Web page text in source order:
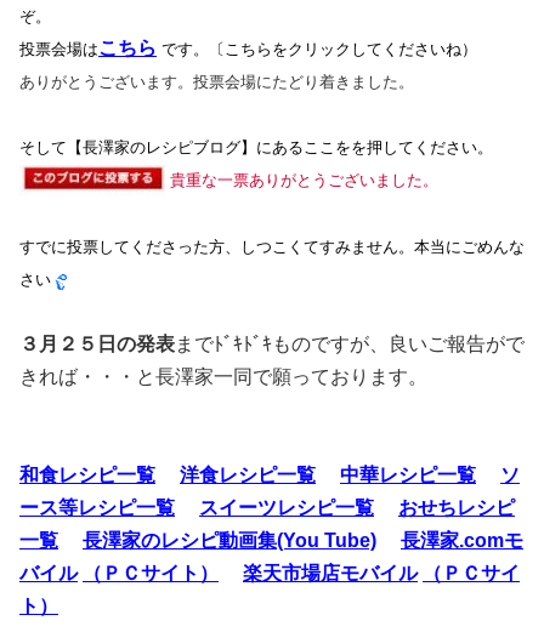
ぞ。
投票会場はこちら です。〔こちらをクリックしてくださいね）
ありがとうございます。投票会場にたどり着きました。
そして【長澤家のレシピブログ】にあるここをを押してください。
貴重な一票ありがとうございました。
すでに投票してくださった方、しつこくてすみません。本当にごめんな
さい
３月２５日の発表までﾄﾞｷﾄﾞｷものですが、良いご報告がで
きれば・・・と長澤家一同で願っております。
和食レシピ一覧 洋食レシピ一覧 中華レシピ一覧
ソ
ース等レシピ一覧
スイーツレシピ一覧
おせちレシピ
一覧
長澤家のレシピ動画集(You Tube)
長澤家.comモ
バイル
（ＰＣサイト） 楽天市場店モバイル
（ＰＣサイ
ト）